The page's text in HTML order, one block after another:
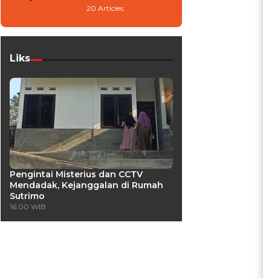
20 Articles
Liks
Pengintai Misterius dan CCTV
Mendadak, Kejanggalan di Rumah
Sutrimo
16:00 WIB